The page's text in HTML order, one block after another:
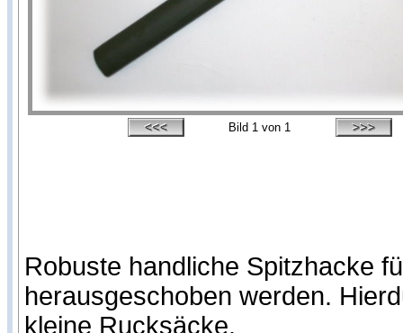
Bild 1 von 1
Robuste handliche Spitzhacke
herausgeschoben werden.
kleine Rucksäcke.